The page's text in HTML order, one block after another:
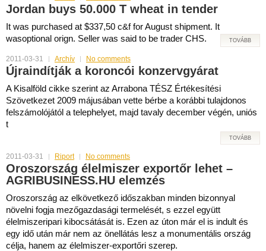
Jordan buys 50.000 T wheat in tender
It was purchased at $337,50 c&f for August shipment. It
wasoptional orign. Seller was said to be trader CHS.
TOVÁBB
2011-03-31 Archív No comments
Újraindítják a koroncói konzervgyárat
A Kisalföld cikke szerint az Arrabona TÉSZ Értékesítési
Szövetkezet 2009 májusában vette bérbe a korábbi tulajdonos
felszámolójától a telephelyet, majd tavaly december végén, uniós
t
TOVÁBB
2011-03-31 Riport No comments
Oroszország élelmiszer exportőr lehet –
AGRIBUSINESS.HU elemzés
Oroszország az elkövetkező időszakban minden bizonnyal
növelni fogja mezőgazdasági termelését, s ezzel együtt
élelmiszeripari kibocsátását is. Ezen az úton már el is indult és
egy idő után már nem az önellátás lesz a monumentális ország
célja, hanem az élelmiszer-exportőri szerep.